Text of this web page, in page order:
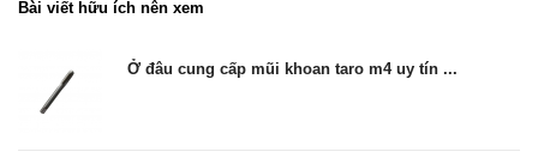
Bài viết hữu ích nên xem
Ở đâu cung cấp mũi khoan taro m4 uy tín ...